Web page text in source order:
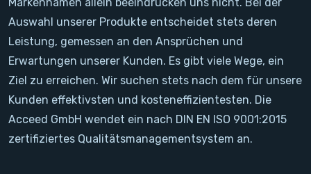
Filter
Neuigkeiten
Service
Auswahl unserer Produkte entscheidet stets deren
Leistung, gemessen an den Ansprüchen und
Erwartungen unserer Kunden. Es gibt viele Wege, ein
Ziel zu erreichen. Wir suchen stets nach dem für unsere
Kunden effektivsten und kosteneffizientesten. Die
Acceed GmbH wendet ein nach DIN EN ISO 9001:2015
zertifiziertes Qualitätsmanagementsystem an.